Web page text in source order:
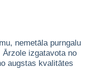
nemetāla purngalu
izgatavota no
augstas kvalitātes